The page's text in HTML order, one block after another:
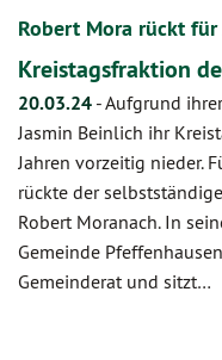
Robert Mora rückt
Kreistagsfraktion
20.03.24 -Aufgrund
Jasmin Beinlich ihr
Jahren vorzeitig nieder.
rückte der
Robert Moranach. In
Gemeinde
Gemeinderat und sitzt…